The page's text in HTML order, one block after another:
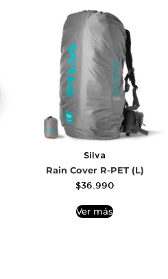
Silva
Rain Cover R-PET (L)
$36.990
Ver más